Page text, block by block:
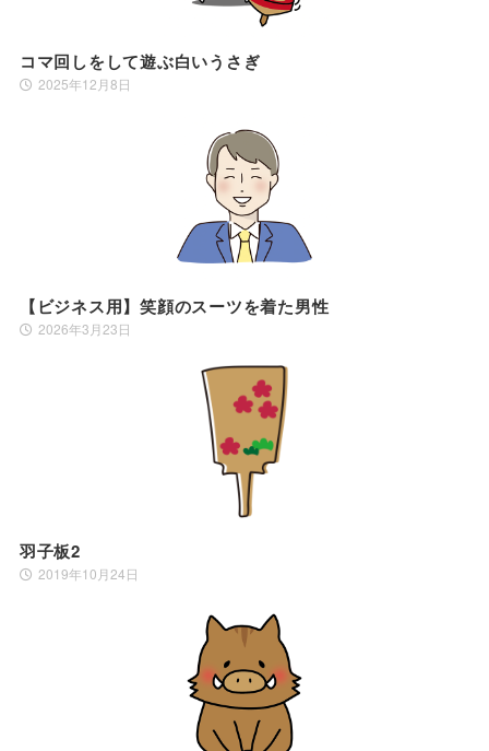
コマ回しをして遊ぶ白いうさぎ
2025年12月8日
【ビジネス用】笑顔のスーツを着た男性
2026年3月23日
羽子板2
2019年10月24日